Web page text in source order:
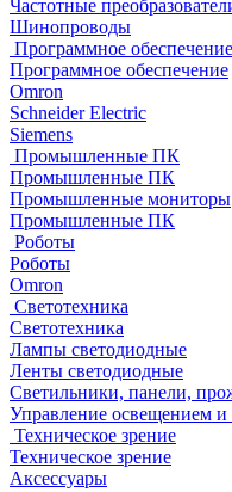
Частотные
Шинопроводы
Программное обеспечение
Программное обеспечение
Omron
Schneider Electric
Siemens
Промышленные ПК
Промышленные ПК
Промышленные мониторы
Промышленные ПК
Роботы
Роботы
Omron
Светотехника
Светотехника
Лампы светодиодные
Ленты светодиодные
Светильники, панели,
Управление освещением
Техническое зрение
Техническое зрение
Аксессуары